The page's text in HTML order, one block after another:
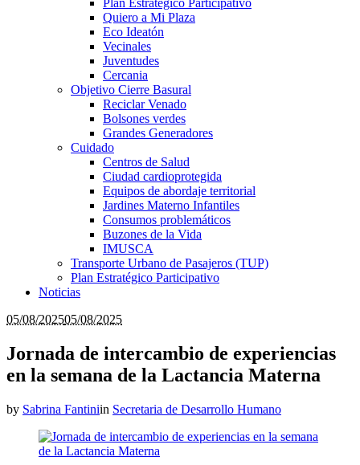
Plan Estratégico Participativo
Quiero a Mi Plaza
Eco Ideatón
Vecinales
Juventudes
Cercania
Objetivo Cierre Basural
Reciclar Venado
Bolsones verdes
Grandes Generadores
Cuidado
Centros de Salud
Ciudad cardioprotegida
Equipos de abordaje territorial
Jardines Materno Infantiles
Consumos problemáticos
Buzones de la Vida
IMUSCA
Transporte Urbano de Pasajeros (TUP)
Plan Estratégico Participativo
Noticias
05/08/202505/08/2025
Jornada de intercambio de experiencias
en la semana de la Lactancia Materna
by Sabrina Fantiniin Secretaria de Desarrollo Humano